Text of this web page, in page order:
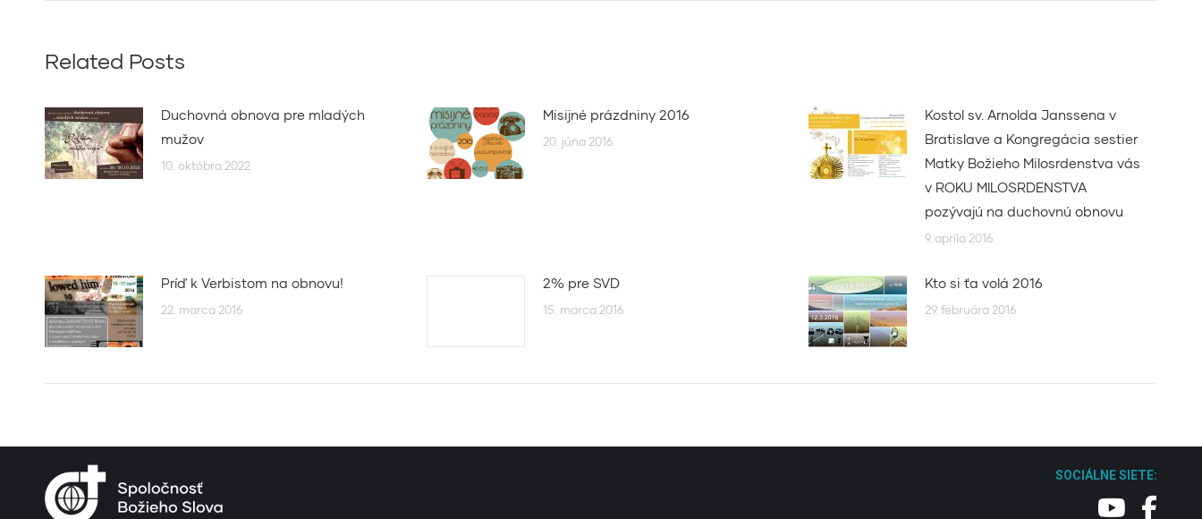
Related Posts
Duchovná obnova pre mladých
mužov
10. októbra 2022
Misijné prázdniny 2016
20. júna 2016
Kostol sv. Arnolda Janssena v
Bratislave a Kongregácia sestier
Matky Božieho Milosrdenstva vás
v ROKU MILOSRDENSTVA
pozývajú na duchovnú obnovu
9. apríla 2016
Príď k Verbistom na obnovu!
22. marca 2016
2% pre SVD
15. marca 2016
Kto si ťa volá 2016
29. februára 2016
SOCIÁLNE SIETE: